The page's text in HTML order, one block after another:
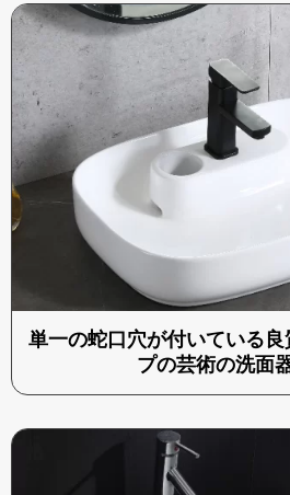
単一の蛇口穴が付いている
プの芸術の洗面